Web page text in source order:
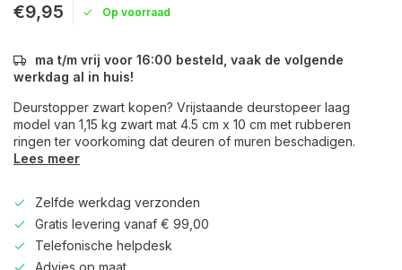
€9,95 Op voorraad
ma t/m vrij voor 16:00 besteld, vaak de volgende
werkdag al in huis!
Deurstopper zwart kopen? Vrijstaande deurstopeer laag
model van 1,15 kg zwart mat 4.5 cm x 10 cm met rubberen
ringen ter voorkoming dat deuren of muren beschadigen.
Lees meer
Zelfde werkdag verzonden
Gratis levering vanaf € 99,00
Telefonische helpdesk
Advies op maat